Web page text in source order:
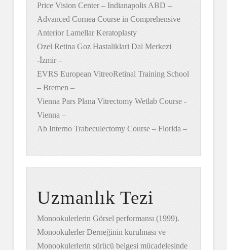
Price Vision Center – Indianapolis ABD –
Advanced Cornea Course in Comprehensive
Anterior Lamellar Keratoplasty
Ozel Retina Goz Hastaliklari Dal Merkezi
-İzmir –
EVRS European VitreoRetinal Training School
– Bremen –
Vienna Pars Plana Vitrectomy Wetlab Course -
Vienna –
Ab Interno Trabeculectomy Course – Florida –
Uzmanlık Tezi
Monookulerlerin Görsel performansı (1999).
Monookulerler Derneğinin kurulması ve
Monookulerlerin sürücü belgesi mücadelesinde